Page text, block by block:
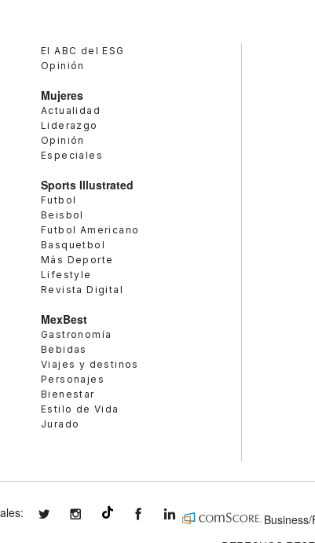
El ABC del ESG
Opinión
Mujeres
Actualidad
Liderazgo
Opinión
Especiales
Sports Illustrated
Futbol
Beisbol
Futbol Americano
Basquetbol
Más Deporte
Lifestyle
Revista Digital
MexBest
Gastronomía
Bebidas
Viajes y destinos
Personajes
Bienestar
Estilo de Vida
Jurado
expansionmxexpansionmx ExpansionMex
expansion
Business/